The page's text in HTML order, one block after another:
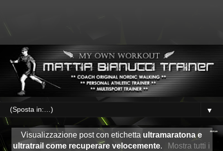
▼
Visualizzazione post con etichetta ultramaratona e
ultratrail come recuperare velocemente.
Mostra tutti i